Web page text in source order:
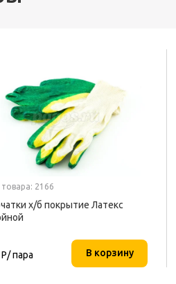
2166
х/б покрытие Латекс
Р/ пара В корзину